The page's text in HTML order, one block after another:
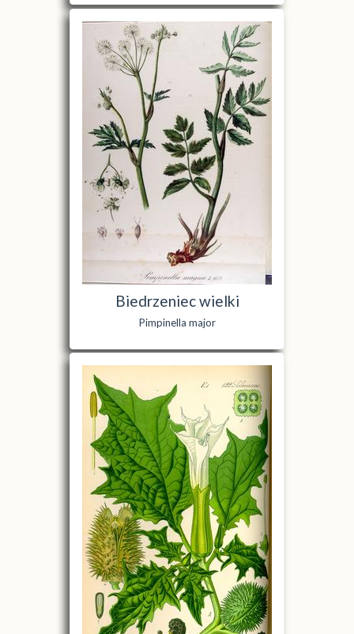
Biedrzeniec wielki
Pimpinella major